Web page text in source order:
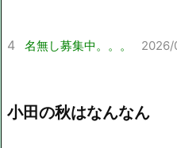
4 名無し募集中。。。 2026/
小田の秋はなんなん